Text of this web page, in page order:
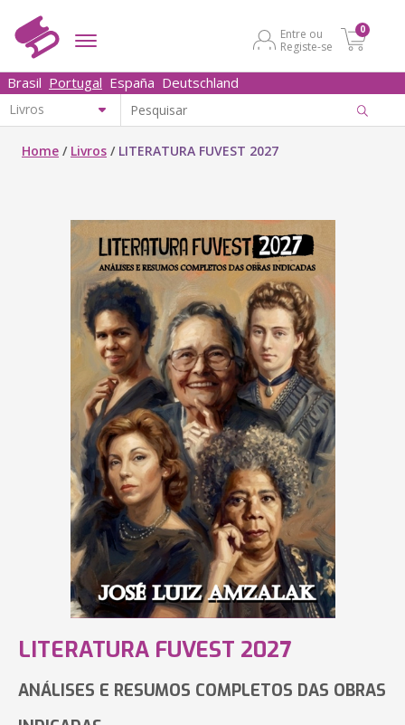
Entre ou
Registe-se
0
Brasil Portugal España Deutschland
Home / Livros / LITERATURA FUVEST 2027
LITERATURA FUVEST 2027
ANÁLISES E RESUMOS COMPLETOS DAS OBRAS